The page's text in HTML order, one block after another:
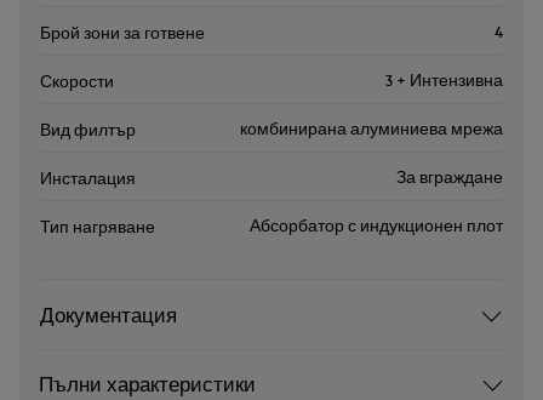
Брой зони за готвене 4
Скорости 3 + Интензивна
Вид филтър комбинирана алуминиева мрежа
Инсталация За вграждане
Тип нагряване Абсорбатор с индукционен плот
Документация
Пълни характеристики